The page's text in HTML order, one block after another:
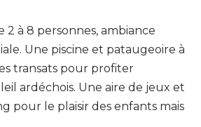
2 à 8 personnes, ambiance
Une piscine et pataugeoire à
transats pour profiter
ardéchois. Une aire de jeux et
pour le plaisir des enfants mais